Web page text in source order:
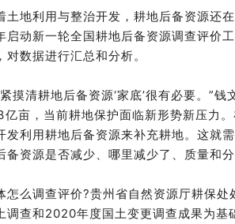
土地利用与整治开发，耕地后备资源还
启动新一轮全国耕地后备资源调查评价
对数据进行汇总和分析。
摸清耕地后备资源‘家底’很有必要。”
亿亩，当前耕地保护面临新形势新压力
发利用耕地后备资源来补充耕地。这就
备资源是否减少、哪里减少了、质量和
怎么调查评价?贵州省自然资源厅耕保
调查和2020年度国土变更调查成果为基